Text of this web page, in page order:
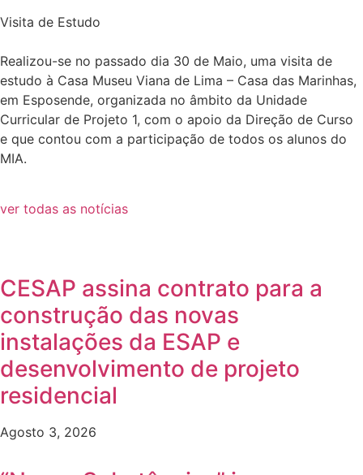
Visita de Estudo
Realizou-se no passado dia 30 de Maio, uma visita de
estudo à Casa Museu Viana de Lima – Casa das Marinhas,
em Esposende, organizada no âmbito da Unidade
Curricular de Projeto 1, com o apoio da Direção de Curso
e que contou com a participação de todos os alunos do
MIA.
ver todas as notícias
CESAP assina contrato para a
construção das novas
instalações da ESAP e
desenvolvimento de projeto
residencial
Agosto 3, 2026